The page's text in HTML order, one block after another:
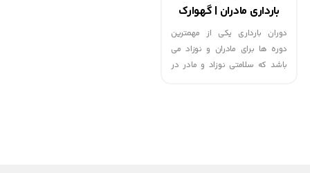
بارداری مادران | گهوارک
دوران بارداری یکی از مهمترین
دوره ها برای مادران و نوزاد می
باشد که سلامتی نوزاد و مادر در